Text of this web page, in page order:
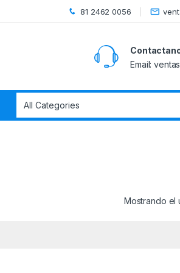
81 2462 0056
Email:
Mostrando el